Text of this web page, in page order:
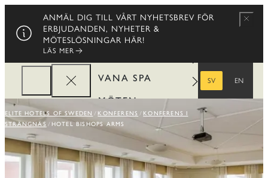
ANMÄL DIG TILL VÅRT NYHETSBREV FÖR
ERBJUDANDEN, NYHETER &
MÖTESLÖSNINGAR HÄR!
LÄS MER
Stäng
HOTELL
RESTAURANGER
VANA SPA
MÖTEN
FÖRETAG
REWARDS
SV
EN
ELITE HOTELS OF SWEDEN KONFERENS
KONFERENS I
STRÄNGNÄS
HOTEL BISHOPS ARMS